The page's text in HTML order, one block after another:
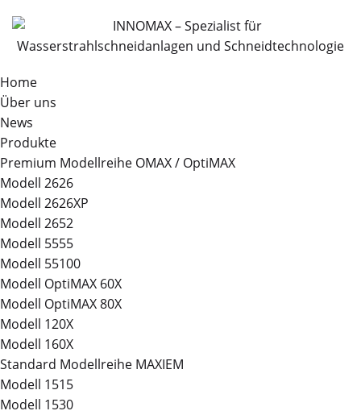
Home
Über uns
News
Produkte
Premium Modellreihe OMAX / OptiMAX
Modell 2626
Modell 2626XP
Modell 2652
Modell 5555
Modell 55100
Modell OptiMAX 60X
Modell OptiMAX 80X
Modell 120X
Modell 160X
Standard Modellreihe MAXIEM
Modell 1515
Modell 1530